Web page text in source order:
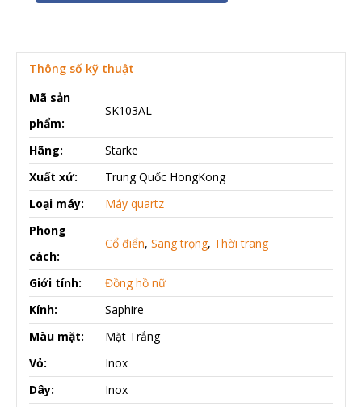
Thông số kỹ thuật
Mã sản
phẩm:
SK103AL
Hãng:
Starke
Xuất xứ:
Trung Quốc HongKong
Loại máy:
Máy quartz
Phong
cách:
Cổ điển, Sang trọng, Thời trang
Giới tính:
Đồng hồ nữ
Kính:
Saphire
Màu mặt:
Mặt Trắng
Vỏ:
Inox
Dây:
Inox